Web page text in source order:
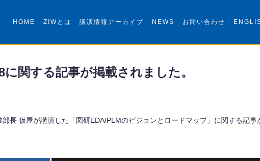
HOME ZIWとは 講演情報アーカイブ NEWS お問い合わせ
関する記事が掲載されました。
仮屋が講演した「図研EDA/PLMのビジョンとロードマップ」に関する記事